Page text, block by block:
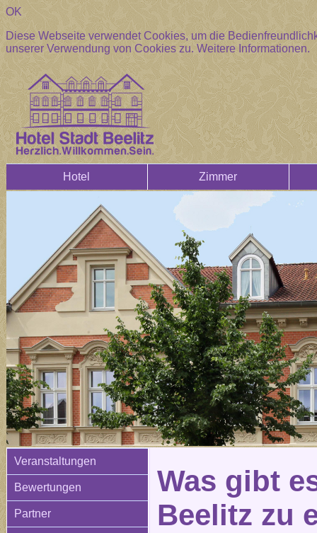
OK
Diese Webseite verwendet Cookies, um die
unserer Verwendung von Cookies zu.Weitere Informationen.
Hotel Zimmer
Veranstaltungen
Bewertungen
Partner
Was gibt
Beelitz zu